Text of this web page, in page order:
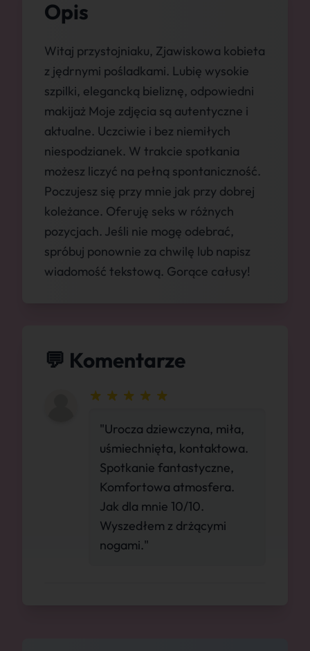
Opis
Witaj przystojniaku, Zjawiskowa kobieta
z jędrnymi pośladkami. Lubię wysokie
szpilki, elegancką bieliznę, odpowiedni
makijaż Moje zdjęcia są autentyczne i
aktualne. Uczciwie i bez niemiłych
niespodzianek. W trakcie spotkania
możesz liczyć na pełną spontaniczność.
Poczujesz się przy mnie jak przy dobrej
koleżance. Oferuję seks w różnych
pozycjach. Jeśli nie mogę odebrać,
spróbuj ponownie za chwilę lub napisz
wiadomość tekstową. Gorące całusy!
💬 Komentarze
"Urocza dziewczyna, miła,
uśmiechnięta, kontaktowa.
Spotkanie fantastyczne,
Komfortowa atmosfera.
Jak dla mnie 10/10.
Wyszedłem z drżącymi
nogami."